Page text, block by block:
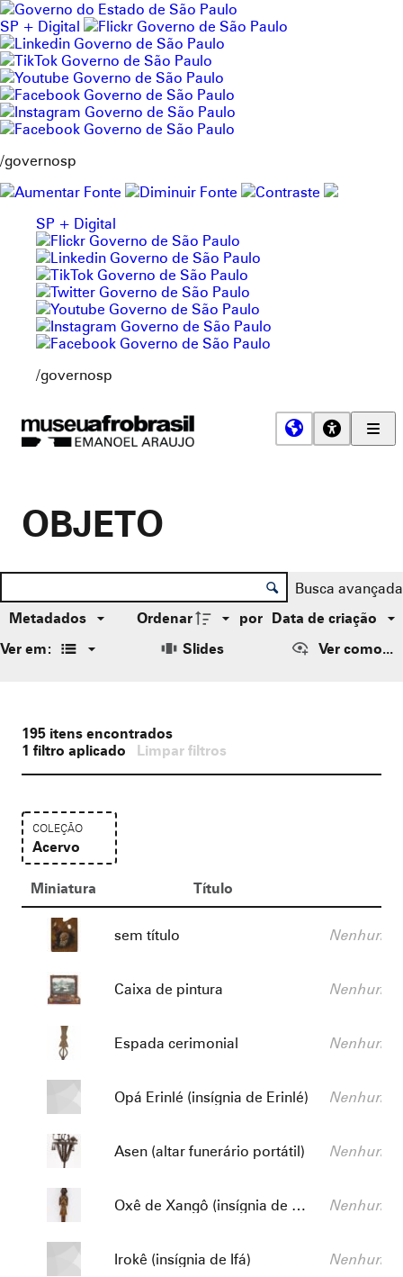
Pular
para
o
conteúdo
SP + Digital
/governosp
SP + Digital
/governosp
OBJETO
Controle de ordenação e visualização Busca avançada
Metadados Ordenar por Data de criação
Ver em:
Slides Ver como...
195 itens encontrados
1 filtro aplicado Limpar filtros
COLEÇÃO
Acervo
Resultados da lista de itens
Miniatura Título
Título:
sem título Descrição:
Nenhum
Título:
Caixa de pintura Descrição:
Nenhum
Título:
Espada cerimonial Descrição:
Nenhum
Título:
Opá Erinlé (insígnia de Erinlé) Descrição:
Nenhum
Título:
Asen (altar funerário portátil) Descrição:
Nenhum
Título:
Oxê de Xangô (insígnia de Xangô) Descrição:
Nenhum
Título:
Irokê (insígnia de Ifá) Descrição:
Nenhum